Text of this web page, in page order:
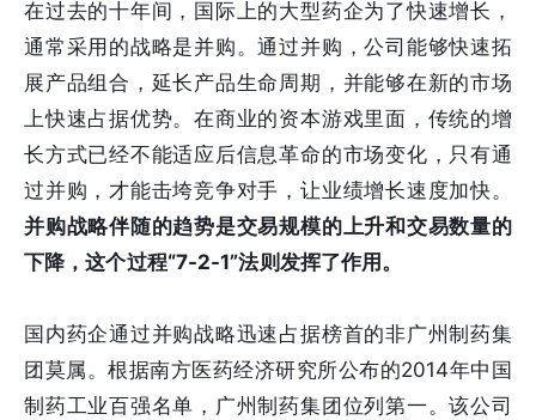
在过去的十年间，国际上的大型药企为了快速增长，
通常采用的战略是并购。通过并购，公司能够快速拓
展产品组合，延长产品生命周期，并能够在新的市场
上快速占据优势。在商业的资本游戏里面，传统的增
长方式已经不能适应后信息革命的市场变化，只有通
过并购，才能击垮竞争对手，让业绩增长速度加快。
并购战略伴随的趋势是交易规模的上升和交易数量的
下降，这个过程“7-2-1”法则发挥了作用。
国内药企通过并购战略迅速占据榜首的非广州制药集
团莫属。根据南方医药经济研究所公布的2014年中国
制药工业百强名单，广州制药集团位列第一。该公司